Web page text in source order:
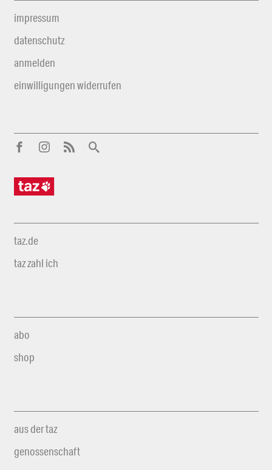
impressum
datenschutz
anmelden
einwilligungen widerrufen
taz.de
taz zahl ich
abo
shop
aus der taz
genossenschaft